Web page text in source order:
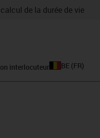
de la durée de vie
interlocuteur BE (FR)